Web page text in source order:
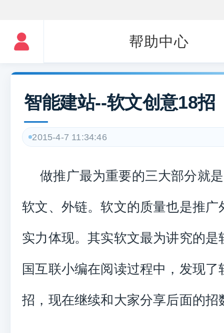
帮助中心
智能建站--软文创意18招
2015-4-7 11:34:46
做推广最为重要的三大部分就
软文、外链。软文的质量也是推
实力体现。其实软文最为讲究的是
国互联小编在阅读过程中，发现了
招，现在继续和大家分享后面的招